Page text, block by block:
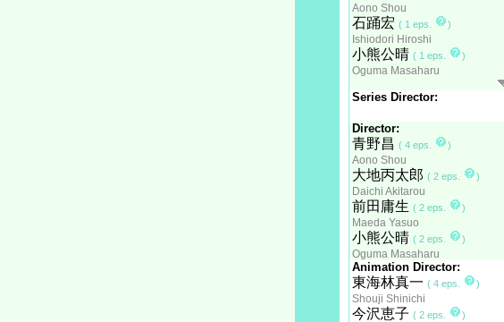
Aono Shou
石踊宏 ( 1 eps. )
Ishiodori Hiroshi
小熊公晴 ( 1 eps. )
Oguma Masaharu
Series Director:
Director:
青野昌 ( 4 eps. )
Aono Shou
大地丙太郎 ( 2 eps. )
Daichi Akitarou
前田庸生 ( 2 eps. )
Maeda Yasuo
小熊公晴 ( 2 eps. )
Oguma Masaharu
Animation Director:
東海林真一 ( 4 eps. )
Shouji Shinichi
今沢恵子 ( 2 eps. )